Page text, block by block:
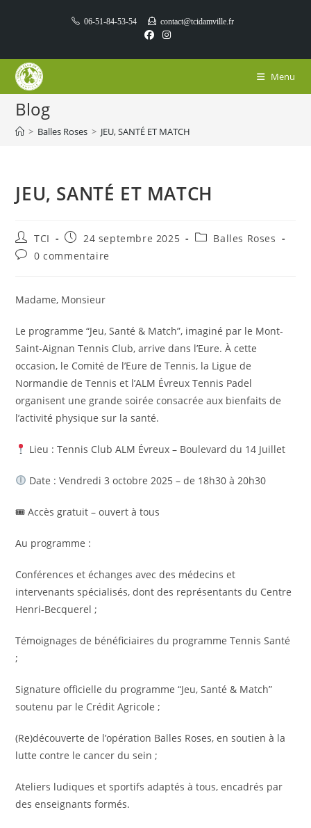
06-51-84-53-54 contact@tcidamville.fr
Menu
Blog
> Balles Roses > JEU, SANTÉ ET MATCH
JEU, SANTÉ ET MATCH
Auteur/autrice
de
la
TCI
Publication
publiée :
24 septembre 2025
PostBalles Roses
Commentaires
publication :
0 commentaire
Madame, Monsieur
Le programme “Jeu, Santé & Match”, imaginé par le Mont-
Saint-Aignan Tennis Club, arrive dans l’Eure. À cette
occasion, le Comité de l’Eure de Tennis, la Ligue de
Normandie de Tennis et l’ALM Évreux Tennis Padel
organisent une grande soirée consacrée aux bienfaits de
l’activité physique sur la santé.
Lieu : Tennis Club ALM Évreux – Boulevard du 14 Juillet
Date : Vendredi 3 octobre 2025 – de 18h30 à 20h30
🎟 Accès gratuit – ouvert à tous
Au programme :
Conférences et échanges avec des médecins et
intervenants spécialisés, dont des représentants du Centre
Henri-Becquerel ;
Témoignages de bénéficiaires du programme Tennis Santé
;
Signature officielle du programme “Jeu, Santé & Match”
soutenu par le Crédit Agricole ;
(Re)découverte de l’opération Balles Roses, en soutien à la
lutte contre le cancer du sein ;
Ateliers ludiques et sportifs adaptés à tous, encadrés par
des enseignants formés.